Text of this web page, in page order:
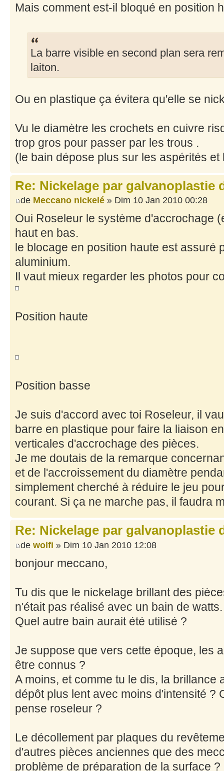
Mais comment est-il bloqué en position
La barre visible en second plan sera
laiton.
Ou en plastique ça évitera qu'elle se
Vu le diamètre les crochets en cuivre
trop gros pour passer par les trous .
(le bain dépose plus sur les aspérités et
Re: Nickelage par galvanoplastie
de Meccano nickelé » Dim 10 Jan 2010 00:28
Oui Roseleur le système d'accrochage
haut en bas.
le blocage en position haute est assuré
aluminium.
Il vaut mieux regarder les photos pour
Position haute
Position basse
Je suis d'accord avec toi Roseleur, il
barre en plastique pour faire la liaison
verticales d'accrochage des pièces.
Je me doutais de la remarque
et de l'accroissement du diamètre
simplement cherché à réduire le jeu
courant. Si ça ne marche pas, il faudra
Re: Nickelage par galvanoplastie
de wolfi » Dim 10 Jan 2010 12:08
bonjour meccano,
Tu dis que le nickelage brillant des
n'était pas réalisé avec un bain de watts.
Quel autre bain aurait été utilisé ?
Je suppose que vers cette époque, les
être connus ?
A moins, et comme tu le dis, la brillance
dépôt plus lent avec moins d'intensité ?
pense roseleur ?
Le décollement par plaques du
d'autres pièces anciennes que des
problème de préparation de la surface ?